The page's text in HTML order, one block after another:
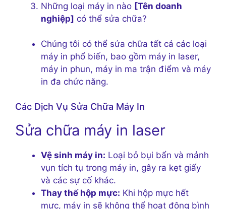
Những loại máy in nào [Tên doanh
nghiệp] có thể sửa chữa?
Chúng tôi có thể sửa chữa tất cả các loại
máy in phổ biến, bao gồm máy in laser,
máy in phun, máy in ma trận điểm và máy
in đa chức năng.
Các Dịch Vụ Sửa Chữa Máy In
Sửa chữa máy in laser
Vệ sinh máy in: Loại bỏ bụi bẩn và mảnh
vụn tích tụ trong máy in, gây ra kẹt giấy
và các sự cố khác.
Thay thế hộp mực: Khi hộp mực hết
mực, máy in sẽ không thể hoạt động bình